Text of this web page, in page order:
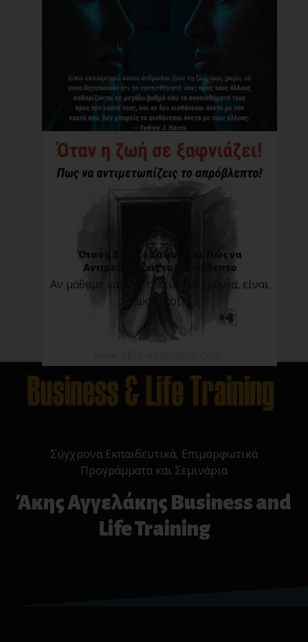
Τα συναισθήματά μας : O καθρέφτης της σχέσης
Είναι εκπληκτικό πόσοι άνθρωποι ζουν τη
ζωή τους χ[...]
Όταν η Ζωή Σε Ξαφνιάζει: Πώς να
Αντιμετωπίζεις το Απρόβλεπτο
Αν μάθαμε κάτι τα τελευταία χρόνια, είναι
πως τίπο[...]
Σύγχρονα Εκπαιδευτικά, Επιμορφωτικά
Προγράμματα και Σεμινάρια
Άκης Αγγελάκης Business and
Life Training